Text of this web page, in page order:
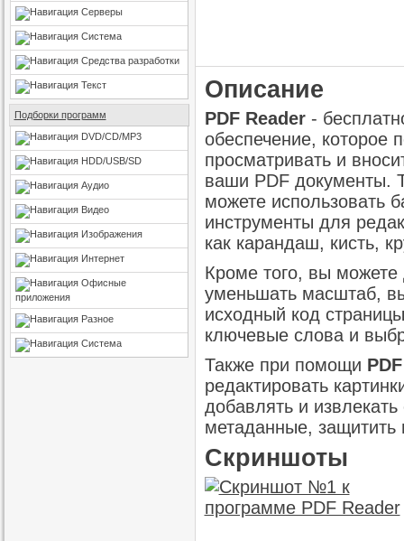
Серверы
Система
Средства разработки
Текст
Подборки программ
DVD/CD/MP3
HDD/USB/SD
Аудио
Видео
Изображения
Интернет
Офисные
приложения
Разное
Система
Описание
PDF Reader-
обеспечение, которое
просматривать и
ваши PDF документы.
можете использовать
инструменты для
как карандаш, кисть,
Кроме того, вы можете
уменьшать масштаб,
исходный код
ключевые слова и
Также при помощи
редактировать
добавлять и
метаданные,
Скриншоты